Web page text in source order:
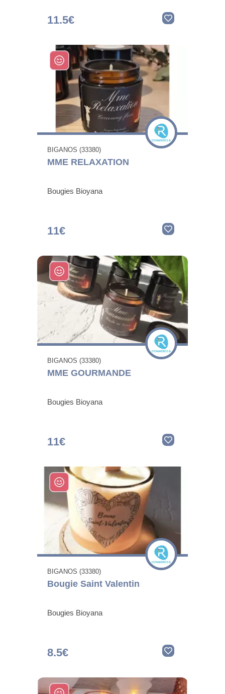
11.5€
BIGANOS (33380)
MME RELAXATION
Bougies Bioyana
11€
BIGANOS (33380)
MME GOURMANDE
Bougies Bioyana
11€
BIGANOS (33380)
Bougie Saint Valentin
Bougies Bioyana
8.5€